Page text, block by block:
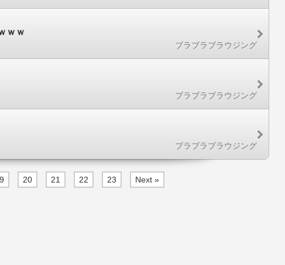
ｗｗ
ブラブラブラウジング
ブラブラブラウジング
ブラブラブラウジング
20 21 22 23 Next »